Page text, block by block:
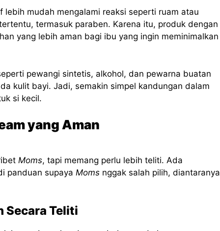
lebih mudah mengalami reaksi seperti ruam atau
termasuk paraben. Karena itu, produk dengan
yang lebih aman bagi ibu yang ingin meminimalkan
pewangi sintetis, alkohol, dan pewarna buatan
kulit bayi. Jadi, semakin simpel kandungan dalam
si kecil.
yang Aman
Moms, tapi memang perlu lebih teliti. Ada
panduan supaya Moms nggak salah pilih, diantaranya
Secara Teliti